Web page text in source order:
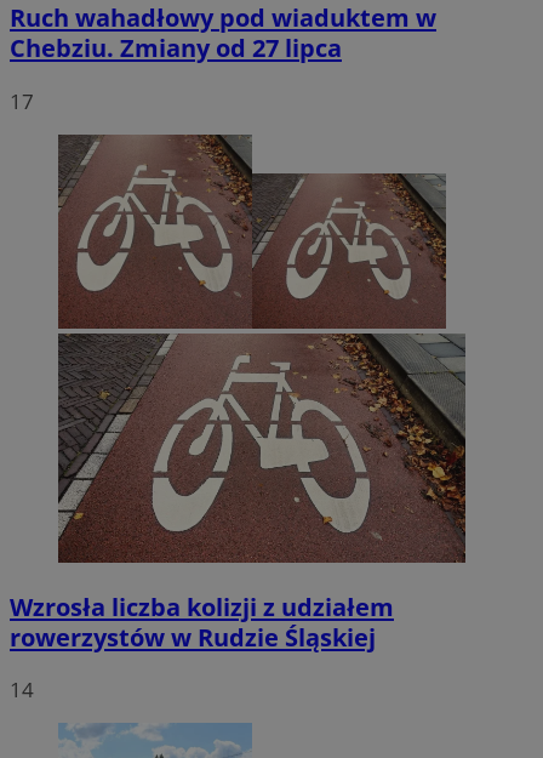
Ruch wahadłowy pod wiaduktem w
Chebziu. Zmiany od 27 lipca
17
Wzrosła liczba kolizji z udziałem
rowerzystów w Rudzie Śląskiej
14